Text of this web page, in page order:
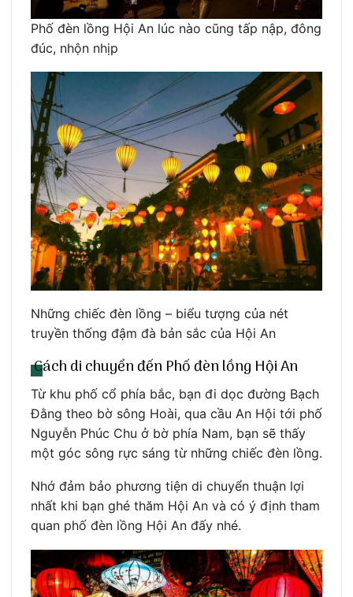
Phố đèn lồng Hội An lúc nào cũng tấp nập, đông
đúc, nhộn nhịp
Những chiếc đèn lồng – biểu tượng của nét
truyền thống đậm đà bản sắc của Hội An
Cách di chuyển đến Phố đèn lồng Hội An
Từ khu phố cổ phía bắc, bạn đi dọc đường Bạch
Đằng theo bờ sông Hoài, qua cầu An Hội tới phố
Nguyễn Phúc Chu ở bờ phía Nam, bạn sẽ thấy
một góc sông rực sáng từ những chiếc đèn lồng.
Nhớ đảm bảo phương tiện di chuyển thuận lợi
nhất khi bạn ghé thăm Hội An và có ý định tham
quan phố đèn lồng Hội An đấy nhé.